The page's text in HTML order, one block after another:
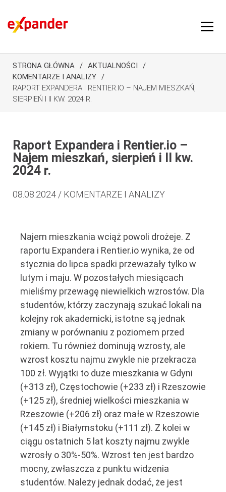
STRONA GŁÓWNA
AKTUALNOŚCI
KOMENTARZE I ANALIZY
RAPORT EXPANDERA I RENTIER.IO – NAJEM MIESZKAŃ,
SIERPIEŃ I II KW. 2024 R.
Raport Expandera i Rentier.io –
Najem mieszkań, sierpień i II kw.
2024 r.
08.08.2024 / KOMENTARZE I ANALIZY
Najem mieszkania wciąż powoli drożeje. Z
raportu Expandera i Rentier.io wynika, że od
stycznia do lipca spadki przeważały tylko w
lutym i maju. W pozostałych miesiącach
mieliśmy przewagę niewielkich wzrostów. Dla
studentów, którzy zaczynają szukać lokali na
kolejny rok akademicki, istotne są jednak
zmiany w porównaniu z poziomem przed
rokiem. Tu również dominują wzrosty, ale
wzrost kosztu najmu zwykle nie przekracza
100 zł. Wyjątki to duże mieszkania w Gdyni
(+313 zł), Częstochowie (+233 zł) i Rzeszowie
(+125 zł), średniej wielkości mieszkania w
Rzeszowie (+206 zł) oraz małe w Rzeszowie
(+145 zł) i Białymstoku (+111 zł). Z kolei w
ciągu ostatnich 5 lat koszty najmu zwykle
wzrosły o 30%-50%. Wzrost ten jest bardzo
mocny, zwłaszcza z punktu widzenia
studentów. Należy jednak dodać, że jest